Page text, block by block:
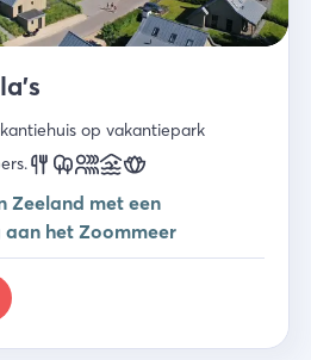
op vakantiepark
Zeeland met een
het Zoommeer